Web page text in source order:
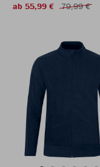
ab 55,99 €
79,99 €